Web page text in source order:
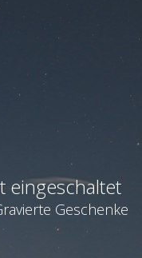
eingeschaltet
Geschenke